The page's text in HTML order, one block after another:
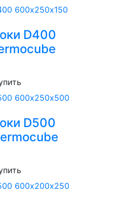
D400
D500